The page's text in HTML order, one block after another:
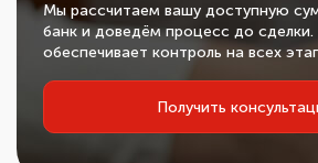
Мы рассчитаем вашу доступную
банк и доведём процесс до сделки.
обеспечивает контроль на всех
Получить